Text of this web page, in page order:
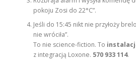
pokoju Zosi do 22°C”.
Jeśli do 15:45 nikt nie przyłoży
nie wróciła”.
To nie science-fiction. To
z integracją Loxone. 570 933 114.